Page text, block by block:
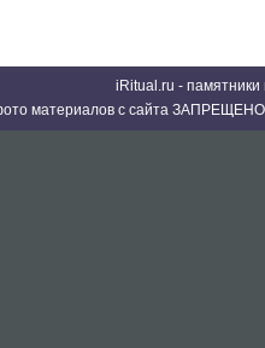
iRitual.ru -
материалов с сайта